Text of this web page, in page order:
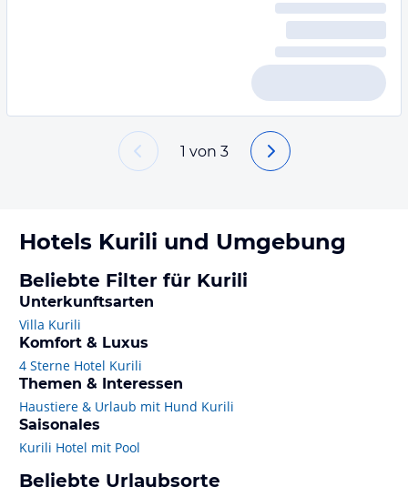
1 von 3
Hotels Kurili und Umgebung
Beliebte Filter für Kurili
Unterkunftsarten
Villa Kurili
Komfort & Luxus
4 Sterne Hotel Kurili
Themen & Interessen
Haustiere & Urlaub mit Hund Kurili
Saisonales
Kurili Hotel mit Pool
Beliebte Urlaubsorte